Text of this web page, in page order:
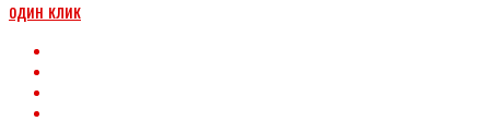
один клик